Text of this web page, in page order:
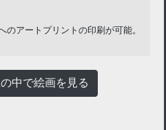
のアートプリントの印刷が可能。
中で絵画を見る